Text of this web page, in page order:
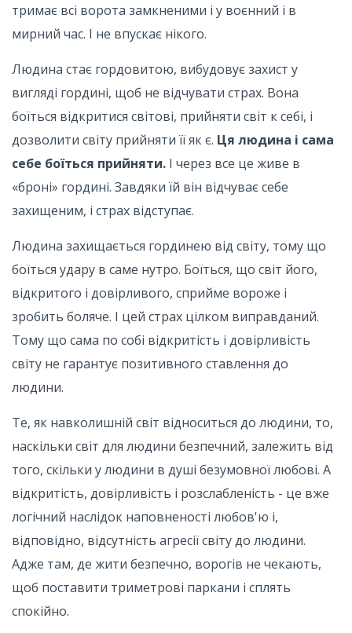
тримає всі ворота замкненими і у воєнний і в
мирний час. І не впускає нікого.
Людина стає гордовитою, вибудовує захист у
вигляді гордині, щоб не відчувати страх. Вона
боїться відкритися світові, прийняти світ к себі, і
дозволити світу прийняти її як є. Ця людина і сама
себе боїться прийняти. І через все це живе в
«броні» гордині. Завдяки їй він відчуває себе
захищеним, і страх відступає.
Людина захищається гординею від світу, тому що
боїться удару в саме нутро. Боїться, що світ його,
відкритого і довірливого, сприйме вороже і
зробить боляче. І цей страх цілком виправданий.
Тому що сама по собі відкритість і довірливість
світу не гарантує позитивного ставлення до
людини.
Те, як навколишній світ відноситься до людини, то,
наскільки світ для людини безпечний, залежить від
того, скільки у людини в душі безумовної любові. А
відкритість, довірливість і розслабленість - це вже
логічний наслідок наповненості любов'ю і,
відповідно, відсутність агресії світу до людини.
Адже там, де жити безпечно, ворогів не чекають,
щоб поставити триметрові паркани і сплять
спокійно.